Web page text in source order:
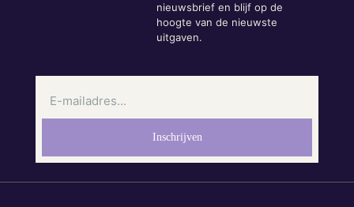
nieuwsbrief en blijf op de
hoogte van de nieuwste
uitgaven.